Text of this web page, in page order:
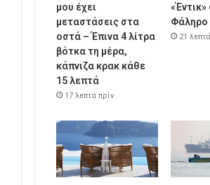
μου έχει
μεταστάσεις στα
οστά – Έπινα 4 λίτρα
βότκα τη μέρα,
κάπνιζα κρακ κάθε
15 λεπτά
17 λεπτά πρίν
Φάληρο
21